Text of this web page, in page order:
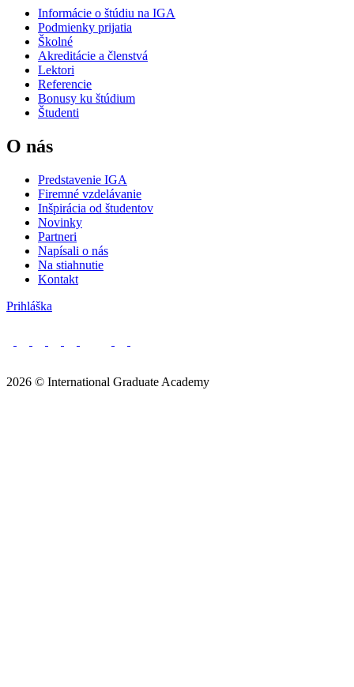
Informácie o štúdiu na IGA
Podmienky prijatia
Školné
Akreditácie a členstvá
Lektori
Referencie
Bonusy ku štúdium
Študenti
O nás
Predstavenie IGA
Firemné vzdelávanie
Inšpirácia od študentov
Novinky
Partneri
Napísali o nás
Na stiahnutie
Kontakt
Prihláška
2026 © International Graduate Academy